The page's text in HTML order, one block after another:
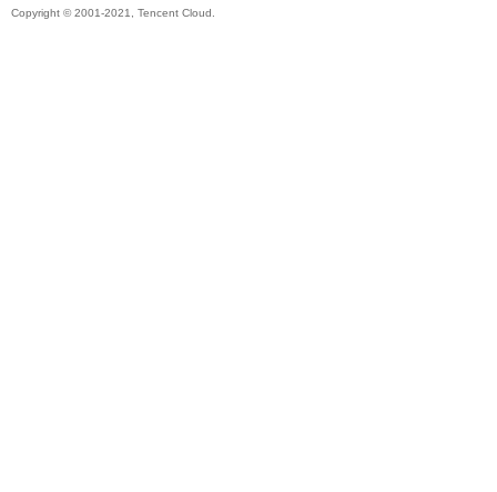
Copyright © 2001-2021, Tencent Cloud.